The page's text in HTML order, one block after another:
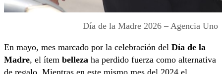
Día de la Madre 2026 – Agencia Uno
En mayo, mes marcado por la celebración del Día de la
Madre, el ítem belleza ha perdido fuerza como alternativa